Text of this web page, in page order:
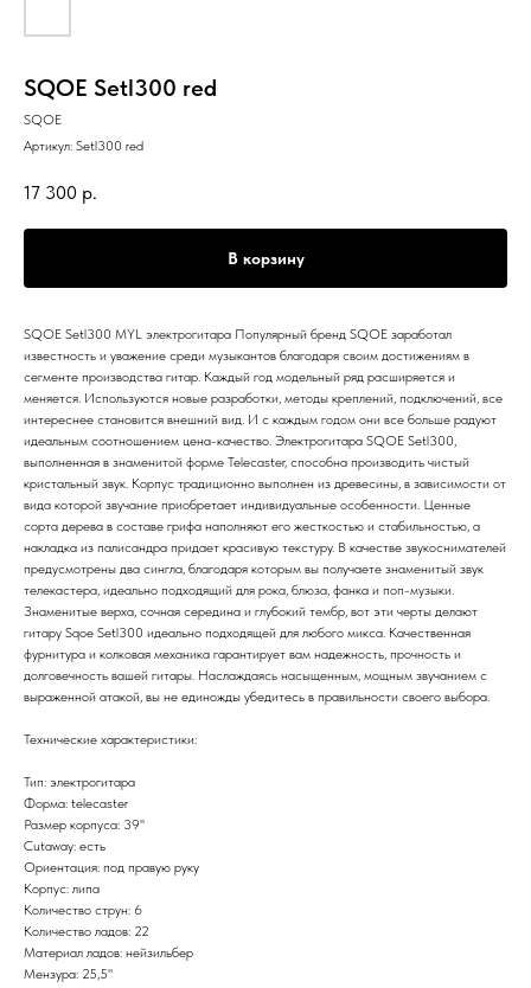
SQOE Setl300 red
SQOE
Артикул: Setl300 red
17 300 р.
В корзину
SQOE Setl300 MYL электрогитара Популярный бренд SQOE заработал
известность и уважение среди музыкантов благодаря своим достижениям в
сегменте производства гитар. Каждый год модельный ряд расширяется и
меняется. Используются новые разработки, методы креплений, подключений, все
интереснее становится внешний вид. И с каждым годом они все больше радуют
идеальным соотношением цена-качество. Электрогитара SQOE Setl300,
выполненная в знаменитой форме Telecaster, способна производить чистый
кристальный звук. Корпус традиционно выполнен из древесины, в зависимости от
вида которой звучание приобретает индивидуальные особенности. Ценные
сорта дерева в составе грифа наполняют его жесткостью и стабильностью, а
накладка из палисандра придает красивую текстуру. В качестве звукоснимателей
предусмотрены два сингла, благодаря которым вы получаете знаменитый звук
телекастера, идеально подходящий для рока, блюза, фанка и поп-музыки.
Знаменитые верха, сочная середина и глубокий тембр, вот эти черты делают
гитару Sqoe Setl300 идеально подходящей для любого микса. Качественная
фурнитура и колковая механика гарантирует вам надежность, прочность и
долговечность вашей гитары. Наслаждаясь насыщенным, мощным звучанием с
выраженной атакой, вы не единожды убедитесь в правильности своего выбора.
Технические характеристики:
Тип: электрогитара
Форма: telecaster
Размер корпуса: 39''
Cutaway: есть
Ориентация: под правую руку
Корпус: липа
Количество струн: 6
Количество ладов: 22
Материал ладов: нейзильбер
Мензура: 25,5"